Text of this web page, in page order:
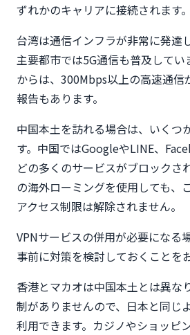
ずれかのキャリアに接続されます。
台湾は通信インフラが非常に発達
主要都市では5G通信も普及してい
からは、300Mbps以上の高速通信
報告もあります。
中国本土を訪れる場合は、いくつ
す。中国ではGoogleやLINE、
どの多くのサービスがブロックさ
の海外ローミングを使用しても、
アクセス制限は解除されません。
VPNサービスの併用が必要になる
事前に対策を検討しておくことを
香港とマカオは中国本土とは異な
制がありませんので、日本と同じ
利用できます。カジノやショッピ